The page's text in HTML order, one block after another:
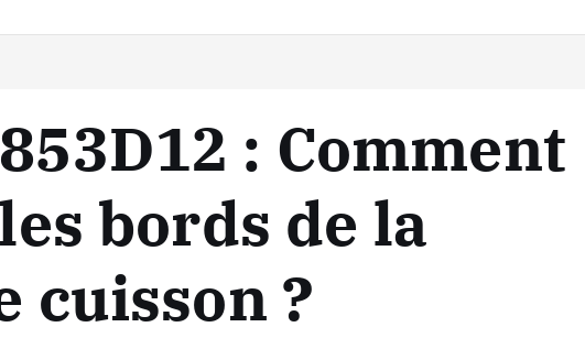
: Comment
bords de la
cuisson ?